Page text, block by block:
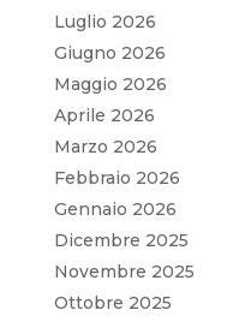
Luglio 2026
Giugno 2026
Maggio 2026
Aprile 2026
Marzo 2026
Febbraio 2026
Gennaio 2026
Dicembre 2025
Novembre 2025
Ottobre 2025